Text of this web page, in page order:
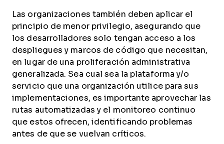
Las organizaciones también deben aplicar el
principio de menor privilegio, asegurando que
los desarrolladores solo tengan acceso a los
despliegues y marcos de código que necesitan,
en lugar de una proliferación administrativa
generalizada. Sea cual sea la plataforma y/o
servicio que una organización utilice para sus
implementaciones, es importante aprovechar las
rutas automatizadas y el monitoreo continuo
que estos ofrecen, identificando problemas
antes de que se vuelvan críticos.